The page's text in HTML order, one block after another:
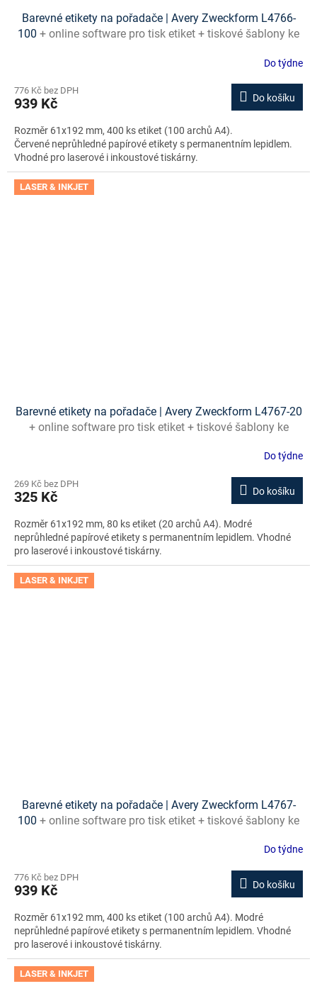
Barevné etikety na pořadače | Avery Zweckform L4766-
100 + online software pro tisk etiket + tiskové šablony ke
Do týdne
776 Kč bez DPH
939 Kč Do košíku
Rozměr 61x192 mm, 400 ks etiket (100 archů A4).
Červené neprůhledné papírové etikety s permanentním lepidlem.
Vhodné pro laserové i inkoustové tiskárny.
LASER & INKJET
Barevné etikety na pořadače | Avery Zweckform L4767-20
+ online software pro tisk etiket + tiskové šablony ke
Do týdne
269 Kč bez DPH
325 Kč Do košíku
Rozměr 61x192 mm, 80 ks etiket (20 archů A4). Modré
neprůhledné papírové etikety s permanentním lepidlem. Vhodné
pro laserové i inkoustové tiskárny.
LASER & INKJET
Barevné etikety na pořadače | Avery Zweckform L4767-
100 + online software pro tisk etiket + tiskové šablony ke
Do týdne
776 Kč bez DPH
939 Kč Do košíku
Rozměr 61x192 mm, 400 ks etiket (100 archů A4). Modré
neprůhledné papírové etikety s permanentním lepidlem. Vhodné
pro laserové i inkoustové tiskárny.
LASER & INKJET